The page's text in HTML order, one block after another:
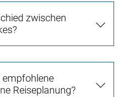
zwischen
empfohlene
Reiseplanung?